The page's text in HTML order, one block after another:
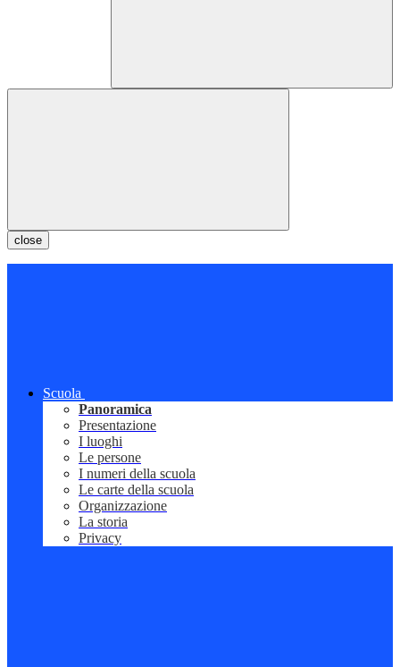
close
Scuola
Panoramica
Presentazione
I luoghi
Le persone
I numeri della scuola
Le carte della scuola
Organizzazione
La storia
Privacy